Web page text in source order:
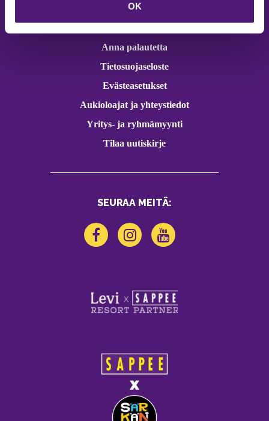
OK
Ympäristöohjelma
Anna palautetta
Tietosuojaseloste
Evästeasetukset
Aukioloajat ja yhteystiedot
Yritys- ja ryhmämyynti
Tilaa uutiskirje
SEURAA MEITÄ: